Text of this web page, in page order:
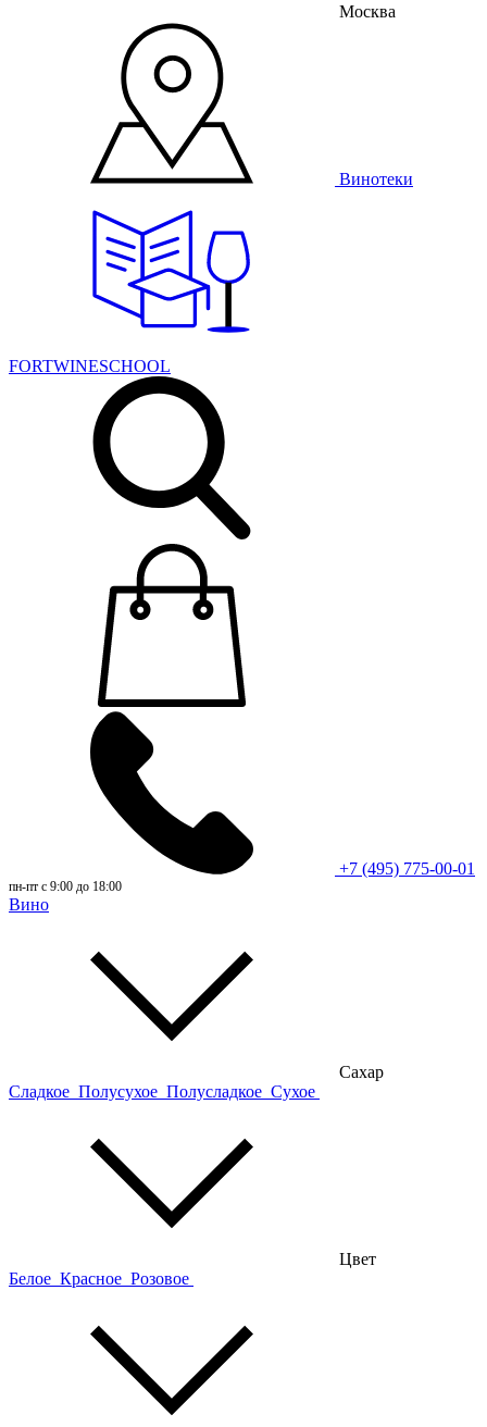
Москва
Винотеки
FORTWINESCHOOL
+7 (495) 775-00-01
пн-пт с 9:00 до 18:00
Вино
Сахар
Сладкое Полусухое Полусладкое Сухое
Цвет
Белое Красное Розовое